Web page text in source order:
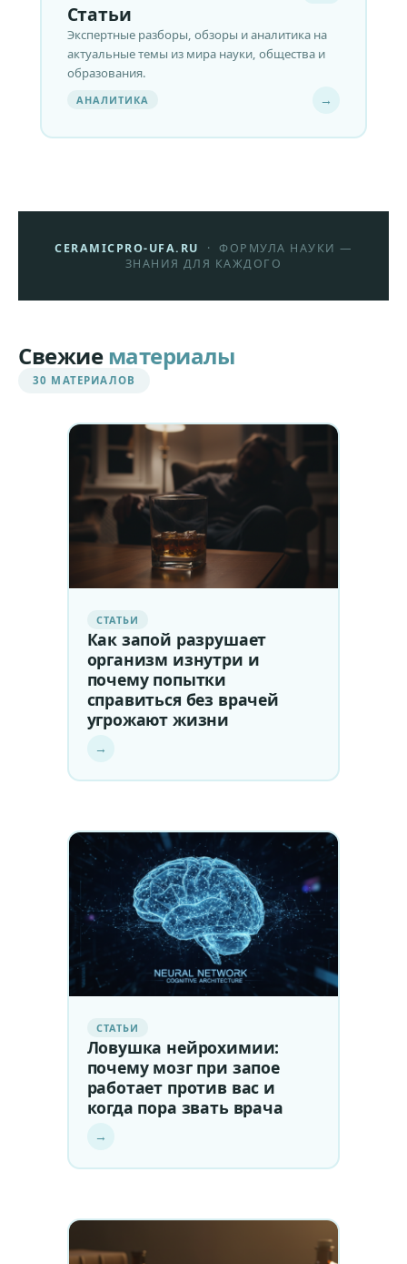
Статьи
Экспертные разборы, обзоры и аналитика на
актуальные темы из мира науки, общества и
образования.
АНАЛИТИКА →
CERAMICPRO-UFA.RU
· ФОРМУЛА НАУКИ —
ЗНАНИЯ ДЛЯ КАЖДОГО
Свежие материалы
30 МАТЕРИАЛОВ
СТАТЬИ
Как запой разрушает
организм изнутри и
почему попытки
справиться без врачей
угрожают жизни
→
СТАТЬИ
Ловушка нейрохимии:
почему мозг при запое
работает против вас и
когда пора звать врача
→